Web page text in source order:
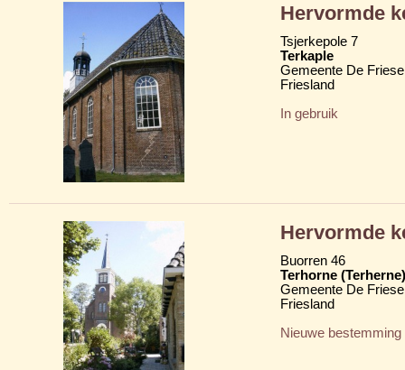
Hervormde
Tsjerkepole 7
Terkaple
Gemeente De
Friesland
In gebruik
Hervormde
Buorren 46
Terhorne (Terherne)
Gemeente De
Friesland
Nieuwe bestemming